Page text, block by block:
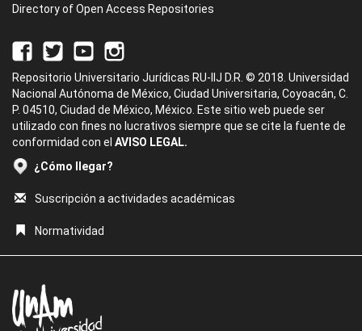
Directory of Open Access Repositories
Repositorio Universitario Jurídicas RU-IIJ D.R. © 2018. Universidad
Nacional Autónoma de México, Ciudad Universitaria, Coyoacán, C.
P. 04510, Ciudad de México, México. Este sitio web puede ser
utilizado con fines no lucrativos siempre que se cite la fuente de
conformidad con el AVISO LEGAL.
¿Cómo llegar?
Suscripción a actividades académicas
Normatividad